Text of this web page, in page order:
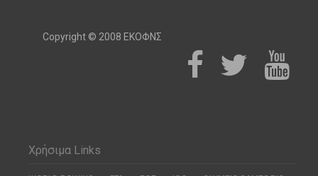
Copyright © 2008 ΕΚΟΦΝΣ
Χρήσιμα Links